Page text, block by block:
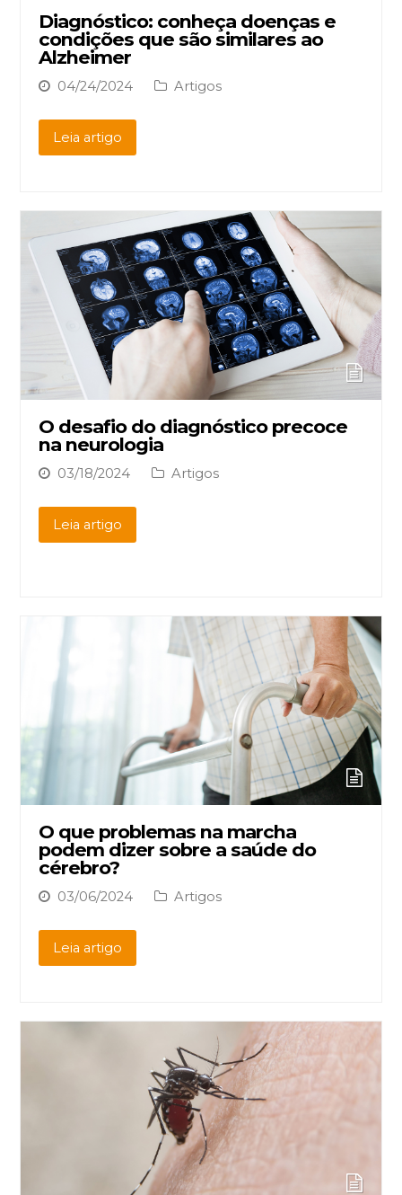
Diagnóstico: conheça doenças e
condições que são similares ao
Alzheimer
04/24/2024 Artigos
Leia artigo
O desafio do diagnóstico precoce
na neurologia
03/18/2024 Artigos
Leia artigo
O que problemas na marcha
podem dizer sobre a saúde do
cérebro?
03/06/2024 Artigos
Leia artigo